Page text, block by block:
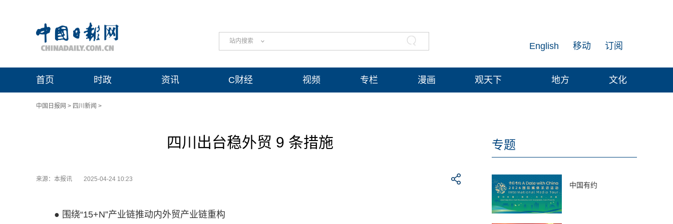
站内搜索 订阅
移动
English
首页 时政 资讯 C财经 视频 专栏 漫画 观天下 地方 文化
中国日报网 > 四川新闻 >
四川出台稳外贸 9 条措施
来源：本报讯 2025-04-24 10:23
● 围绕“15+N”产业链推动内外贸产业链重构
专题
中国有约